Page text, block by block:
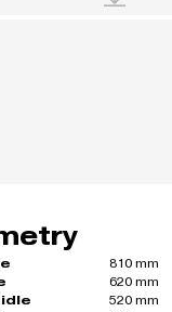
810 mm
620 mm
520 mm